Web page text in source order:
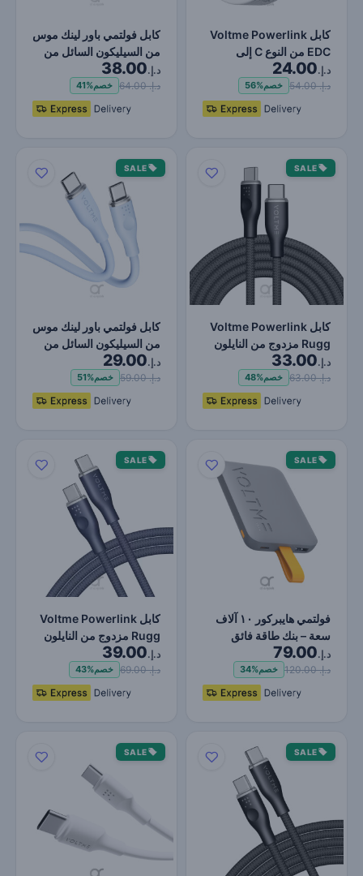
كابل Voltme Powerlink
EDC من النوع C إلى
Lightning - شحن فائق
ال…
د.إ.24.00
د.إ. 54.00 خصم56%
كابل فولتمي باور لينك موس
من السيليكون السائل من
النوع C إلى الن…
د.إ.38.00
د.إ. 64.00 خصم41%
SALE
كابل Voltme Powerlink
Rugg مزدوج من النايلون
من النوع C إلى النو…
د.إ.33.00
د.إ. 63.00 خصم48%
SALE
كابل فولتمي باور لينك موس
من السيليكون السائل من
النوع C إلى الن…
د.إ.29.00
د.إ. 59.00 خصم51%
SALE
فولتمي هايبركور ١٠ آلاف
سعة – بنك طاقة فائق
الصغر بسعة ١٠٠٠٠ ملل…
د.إ.79.00
د.إ. 120.00 خصم34%
SALE
كابل Voltme Powerlink
Rugg مزدوج من النايلون
من النوع C إلى النو…
د.إ.39.00
د.إ. 69.00 خصم43%
SALE
SALE